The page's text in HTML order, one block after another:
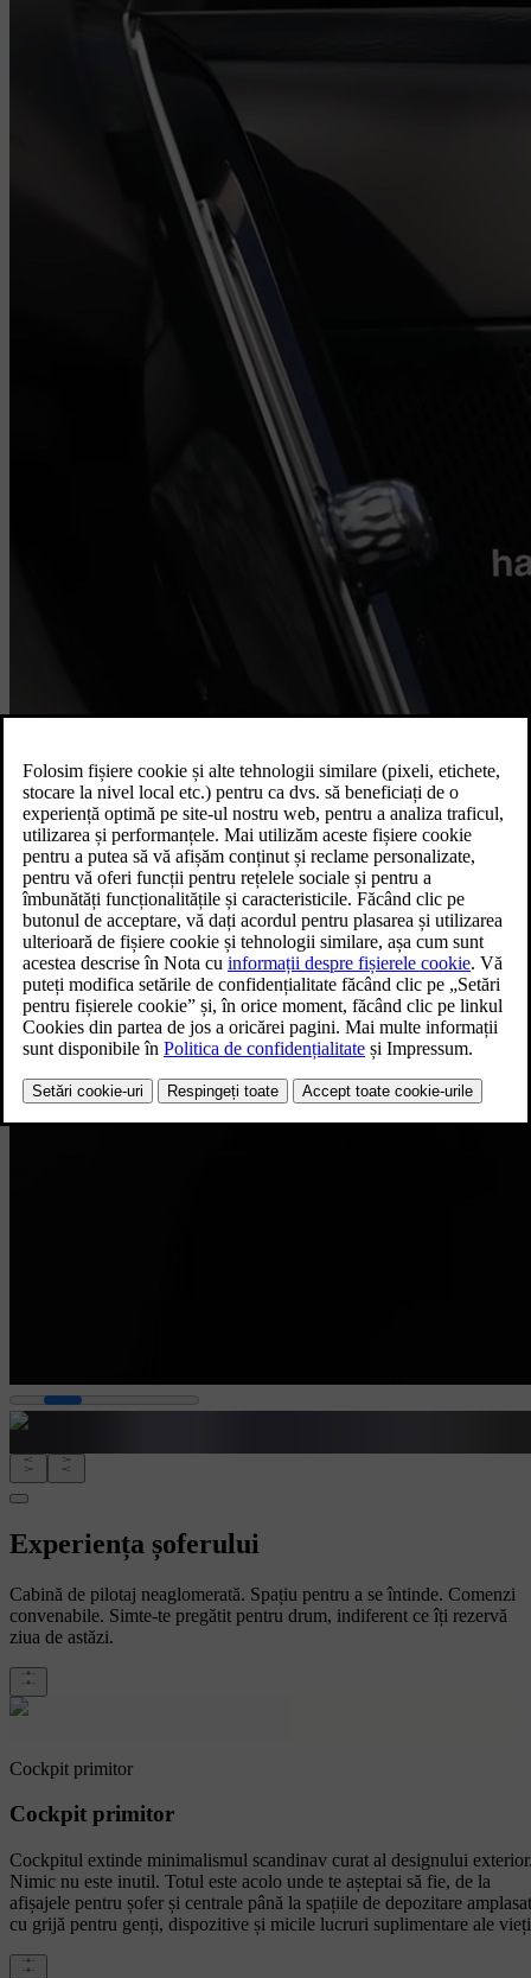
Experiența șoferului
Cabină de pilotaj neaglomerată. Spațiu pentru a se întinde. Comenzi
convenabile. Simte-te pregătit pentru drum, indiferent ce îți rezervă
ziua de astăzi.
Cockpit primitor
Cockpit primitor
Cockpitul extinde minimalismul scandinav curat al designului
Nimic nu este inutil. Totul este acolo unde te așteptai să fie, de la
afișajele pentru șofer și centrale până la spațiile de depozitare
cu grijă pentru genți, dispozitive și micile lucruri suplimentare ale